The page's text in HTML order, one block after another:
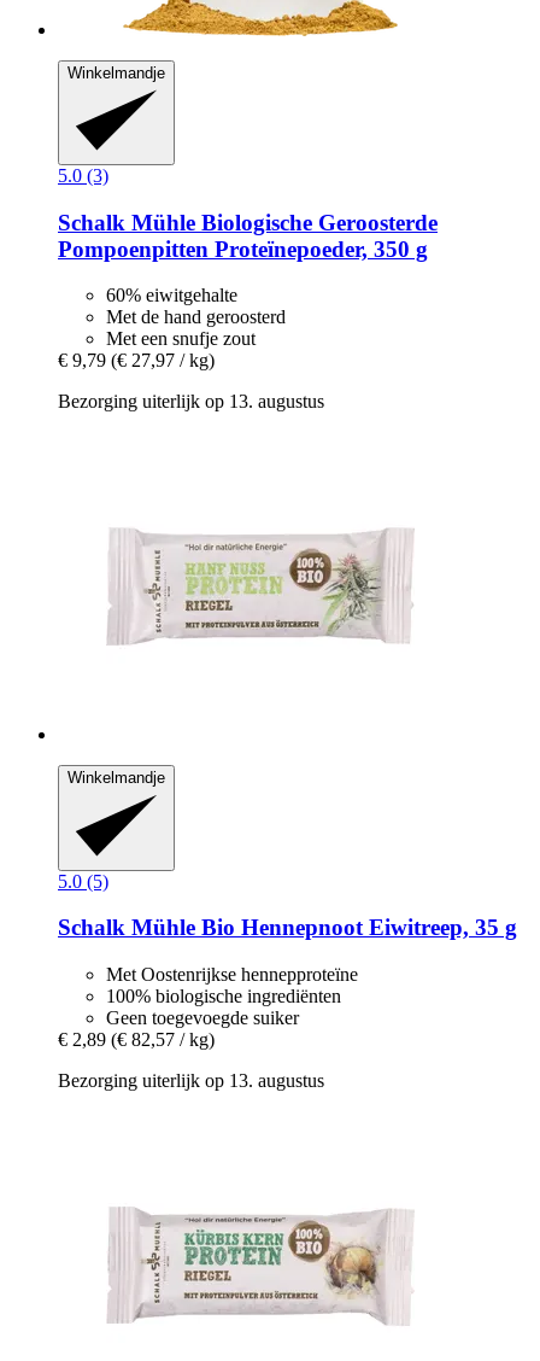
Winkelmandje
5.0 (3)
Schalk Mühle Biologische Geroosterde
Pompoenpitten Proteïnepoeder, 350 g
60% eiwitgehalte
Met de hand geroosterd
Met een snufje zout
€ 9,79 (€ 27,97 / kg)
Bezorging uiterlijk op 13. augustus
Winkelmandje
5.0 (5)
Schalk Mühle Bio Hennepnoot Eiwitreep, 35 g
Met Oostenrijkse hennepproteïne
100% biologische ingrediënten
Geen toegevoegde suiker
€ 2,89 (€ 82,57 / kg)
Bezorging uiterlijk op 13. augustus